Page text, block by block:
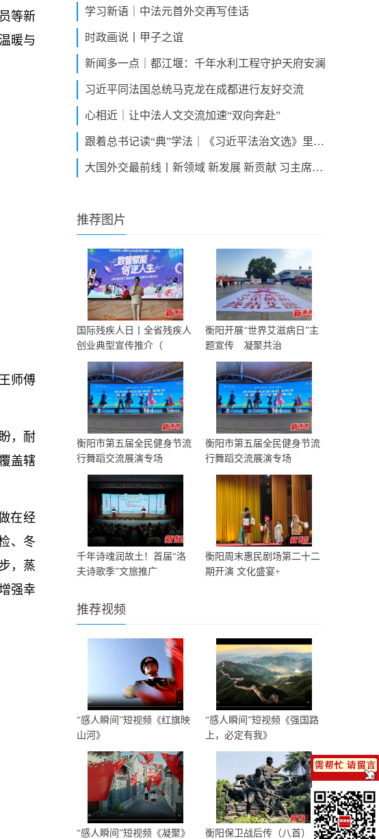
等新
暖与
师傅
，耐
盖辖
在经
、冬
，蒸
强幸
学习新语｜中法元首外交再写佳话
时政画说丨甲子之谊
新闻多一点｜都江堰：千年水利工程守护天府安澜
习近平同法国总统马克龙在成都进行友好交流
心相近｜让中法人文交流加速“双向奔赴”
跟着总书记读“典”学法｜《习近平法治文选》里的典故（二）
大国外交最前线丨新领域 新发展 新贡献 习主席为中法合作指明方向
推荐图片
国际残疾人日丨全省残疾人
创业典型宣传推介（
衡阳开展“世界艾滋病日”主
题宣传 凝聚共治
衡阳市第五届全民健身节流
行舞蹈交流展演专场
衡阳市第五届全民健身节流
行舞蹈交流展演专场
千年诗魂润故土！首届“洛
夫诗歌季”文旅推广
衡阳周末惠民剧场第二十二
期开演 文化盛宴+
推荐视频
“感人瞬间”短视频《红旗映
山河》
“感人瞬间”短视频《强国路
上，必定有我》
“感人瞬间”短视频《凝聚》 衡阳保卫战后传（八首）